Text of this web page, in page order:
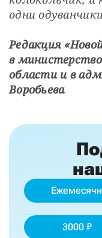
одни
Редакция
в
области и в
Воробьева
3000